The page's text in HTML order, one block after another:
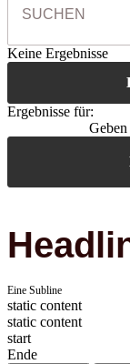
Keine Ergebnisse
Ergebnisse für:
Eine Subline
static content
static content
start
Ende